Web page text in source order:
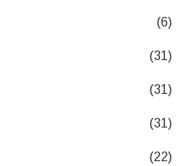
(6)
(31)
(31)
(31)
(22)